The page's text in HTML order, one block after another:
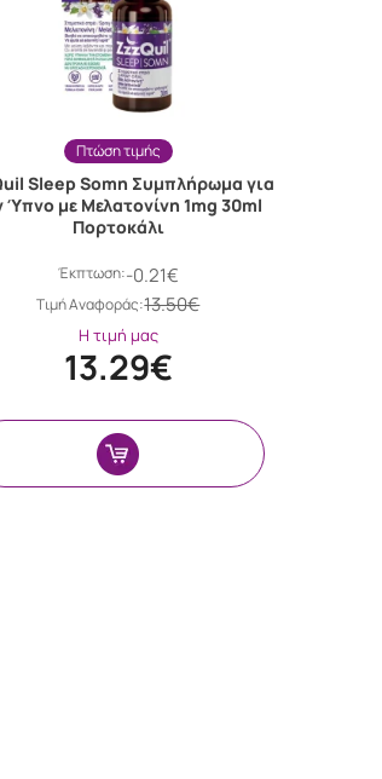
Πτώση τιμής
Sleep Somn Συμπλήρωμα για
Ύπνο με Μελατονίνη 1mg 30ml
Πορτοκάλι
Έκπτωση:-0.21€
Tιμή Αναφοράς:13.50€
Η τιμή μας
13.29€